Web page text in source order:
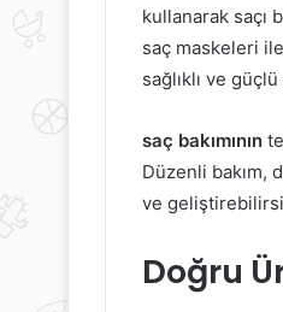
kullanarak saçı
saç maskeleri
sağlıklı ve
saç bakımının
Düzenli bakım,
ve
Doğru